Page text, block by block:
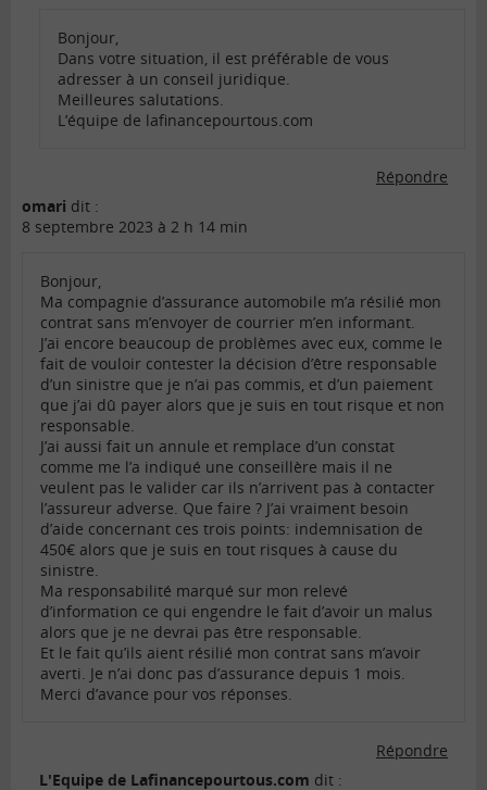
Bonjour,
Dans votre situation, il est préférable de vous
adresser à un conseil juridique.
Meilleures salutations.
L’équipe de lafinancepourtous.com
Répondre
omari dit :
8 septembre 2023 à 2 h 14 min
Bonjour,
Ma compagnie d’assurance automobile m’a résilié mon
contrat sans m’envoyer de courrier m’en informant.
J’ai encore beaucoup de problèmes avec eux, comme le
fait de vouloir contester la décision d’être responsable
d’un sinistre que je n’ai pas commis, et d’un paiement
que j’ai dû payer alors que je suis en tout risque et non
responsable.
J’ai aussi fait un annule et remplace d’un constat
comme me l’a indiqué une conseillère mais il ne
veulent pas le valider car ils n’arrivent pas à contacter
l’assureur adverse. Que faire ? J’ai vraiment besoin
d’aide concernant ces trois points: indemnisation de
450€ alors que je suis en tout risques à cause du
sinistre.
Ma responsabilité marqué sur mon relevé
d’information ce qui engendre le fait d’avoir un malus
alors que je ne devrai pas être responsable.
Et le fait qu’ils aient résilié mon contrat sans m’avoir
averti. Je n’ai donc pas d’assurance depuis 1 mois.
Merci d’avance pour vos réponses.
Répondre
L'Equipe de Lafinancepourtous.com dit :